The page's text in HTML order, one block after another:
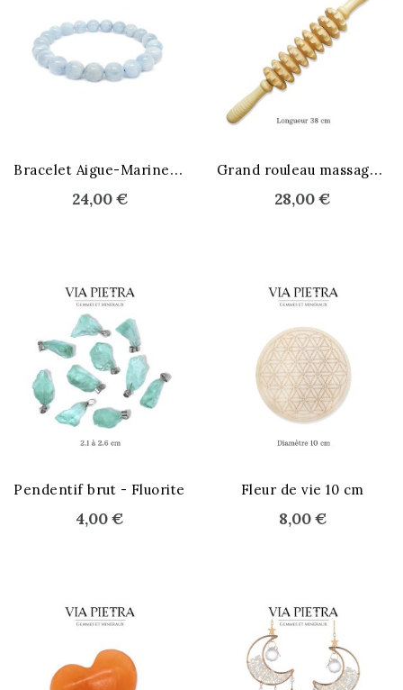
B
racelet Aigue-Marine 6 mm
24,00 €
G
rand rouleau massage cellulite
28,00 €
Pendentif brut - Fluorite
4,00 €
Fleur de vie 10 cm
8,00 €